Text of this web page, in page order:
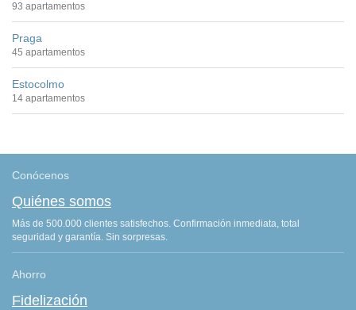
93 apartamentos
Praga
45 apartamentos
Estocolmo
14 apartamentos
Conócenos
Quiénes somos
Más de 500.000 clientes satisfechos. Confirmación inmediata, total
seguridad y garantía. Sin sorpresas.
Ahorro
Fidelización